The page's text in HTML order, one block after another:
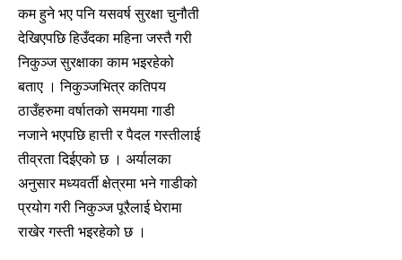
कम हुने भए पनि यसवर्ष सुरक्षा चुनौती
देखिएपछि हिउँदका महिना जस्तै गरी
निकुञ्ज सुरक्षाका काम भइरहेको
बताए । निकुञ्जभित्र कतिपय
ठाउँहरुमा वर्षातको समयमा गाडी
नजाने भएपछि हात्ती र पैदल गस्तीलाई
तीव्रता दिईएको छ । अर्यालका
अनुसार मध्यवर्ती क्षेत्रमा भने गाडीको
प्रयोग गरी निकुञ्ज पूरैलाई घेरामा
राखेर गस्ती भइरहेको छ ।